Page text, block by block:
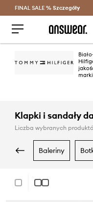
FINAL SALE % Szczegóły
Klapki i sandały
Liczba wybranych
baleriny